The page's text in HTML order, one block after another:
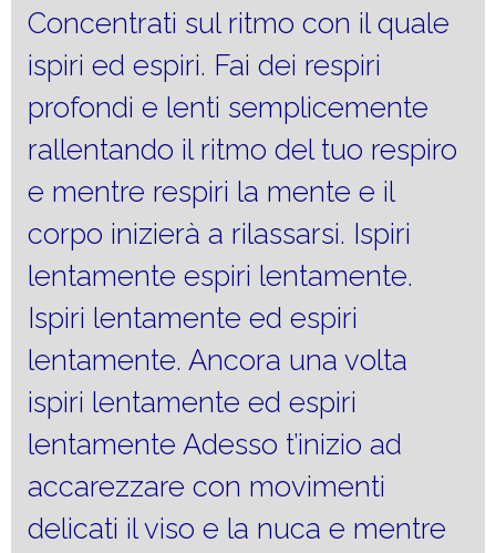
Concentrati sul ritmo con il quale
ispiri ed espiri. Fai dei respiri
profondi e lenti semplicemente
rallentando il ritmo del tuo respiro
e mentre respiri la mente e il
corpo inizierà a rilassarsi. Ispiri
lentamente espiri lentamente.
Ispiri lentamente ed espiri
lentamente. Ancora una volta
ispiri lentamente ed espiri
lentamente Adesso t’inizio ad
accarezzare con movimenti
delicati il viso e la nuca e mentre